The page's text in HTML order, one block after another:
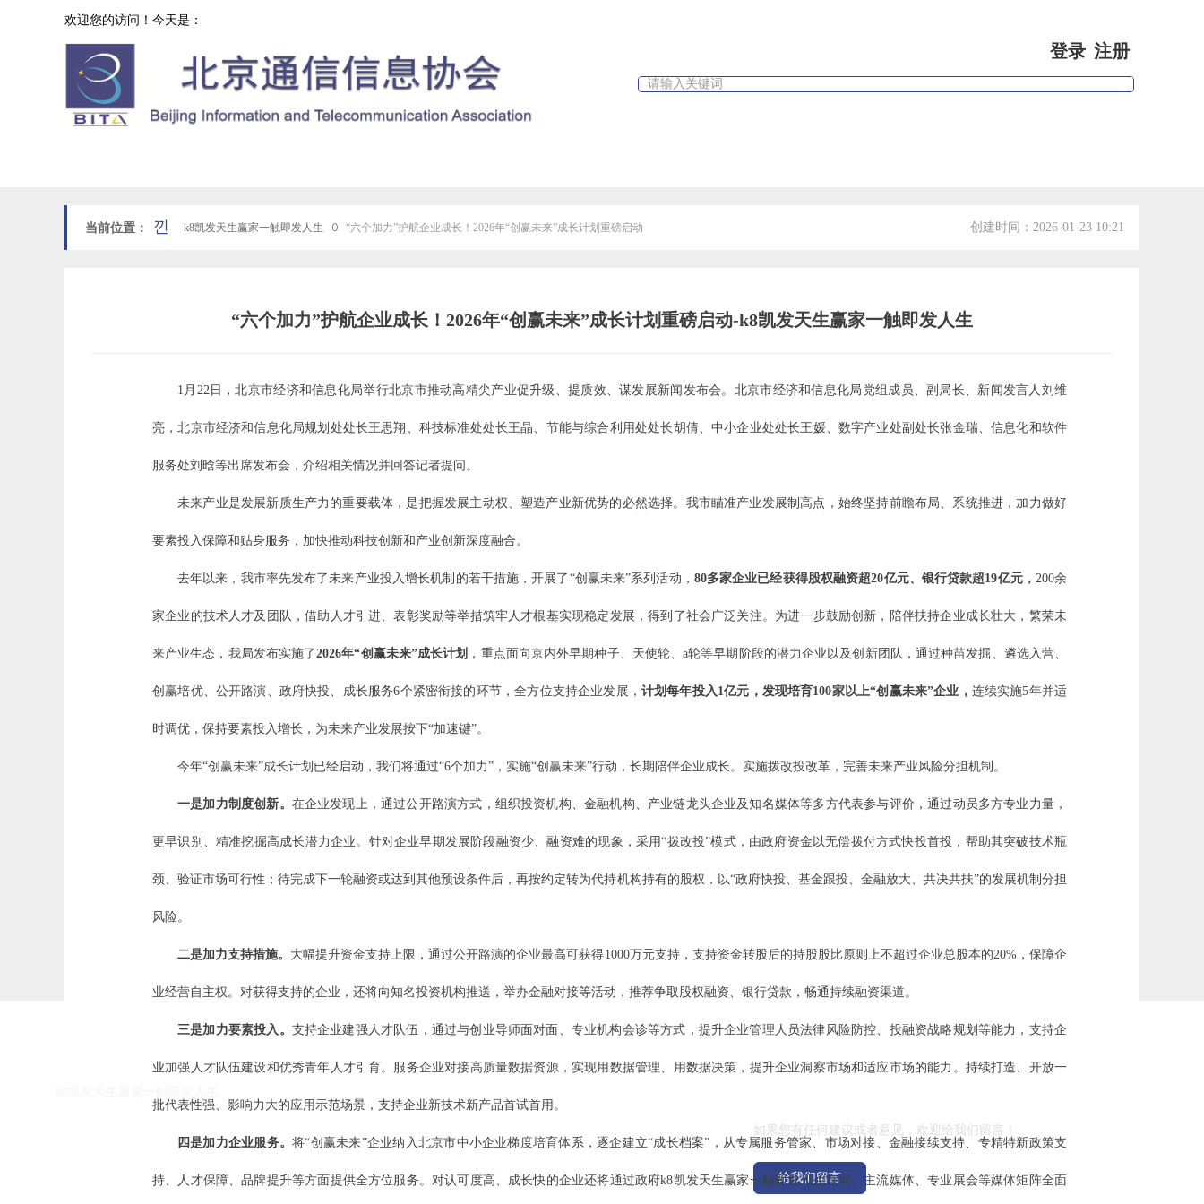
欢迎您的访问！今天是：
登录 注册
当前位置： k8凯发天生赢家一触即发人生 ꄲ “六个加力”护航企业成长！2026年“创赢未来”成长计划重磅启动 创建时间： 2026-01-23 10:21
낀
“六个加力”护航企业成长！2026年“创赢未来”成长计划重磅启动-k8凯发天生赢家一触即发人生
1月22日，北京市经济和信息化局举行北京市推动高精尖产业促升级、提质效、谋发展新闻发布会。北京市经济和信息化局党组成员、副局长、新闻发言人刘维
亮，北京市经济和信息化局规划处处长王思翔、科技标准处处长王晶、节能与综合利用处处长胡倩、中小企业处处长王媛、数字产业处副处长张金瑞、信息化和软件
服务处刘晗等出席发布会，介绍相关情况并回答记者提问。
未来产业是发展新质生产力的重要载体，是把握发展主动权、塑造产业新优势的必然选择。我市瞄准产业发展制高点，始终坚持前瞻布局、系统推进，加力做好
要素投入保障和贴身服务，加快推动科技创新和产业创新深度融合。
去年以来，我市率先发布了未来产业投入增长机制的若干措施，开展了“创赢未来”系列活动， 80多家企业已经获得股权融资超20亿元、银行贷款超19亿元， 200余
家企业的技术人才及团队，借助人才引进、表彰奖励等举措筑牢人才根基实现稳定发展，得到了社会广泛关注。为进一步鼓励创新，陪伴扶持企业成长壮大，繁荣未
来产业生态，我局发布实施了2026年“创赢未来”成长计划 ，重点面向京内外早期种子、天使轮、a轮等早期阶段的潜力企业以及创新团队，通过种苗发掘、遴选入营、
创赢培优、公开路演、政府快投、成长服务6个紧密衔接的环节，全方位支持企业发展， 计划每年投入1亿元，发现培育100家以上“创赢未来”企业， 连续实施5年并适
时调优，保持要素投入增长，为未来产业发展按下“加速键”。
今年“创赢未来”成长计划已经启动，我们将通过“6个加力”，实施“创赢未来”行动，长期陪伴企业成长。实施拨改投改革，完善未来产业风险分担机制。
一是加力制度创新。 在企业发现上，通过公开路演方式，组织投资机构、金融机构、产业链龙头企业及知名媒体等多方代表参与评价，通过动员多方专业力量，
更早识别、精准挖掘高成长潜力企业。针对企业早期发展阶段融资少、融资难的现象，采用“拨改投”模式，由政府资金以无偿拨付方式快投首投，帮助其突破技术瓶
颈、验证市场可行性；待完成下一轮融资或达到其他预设条件后，再按约定转为代持机构持有的股权，以“政府快投、基金跟投、金融放大、共决共扶”的发展机制分担
风险。
二是加力支持措施。 大幅提升资金支持上限，通过公开路演的企业最高可获得1000万元支持，支持资金转股后的持股股比原则上不超过企业总股本的20%，保障企
业经营自主权。对获得支持的企业，还将向知名投资机构推送，举办金融对接等活动，推荐争取股权融资、银行贷款，畅通持续融资渠道。
三是加力要素投入。 支持企业建强人才队伍，通过与创业导师面对面、专业机构会诊等方式，提升企业管理人员法律风险防控、投融资战略规划等能力，支持企
业加强人才队伍建设和优秀青年人才引育。服务企业对接高质量数据资源，实现用数据管理、用数据决策，提升企业洞察市场和适应市场的能力。持续打造、开放一
批代表性强、影响力大的应用示范场景，支持企业新技术新产品首试首用。
四是加力企业服务。将“创赢未来”企业纳入北京市中小企业梯度培育体系，逐企建立“成长档案”，从专属服务管家、市场对接、金融接续支持、专精特新政策支
持、人才保障、品牌提升等方面提供全方位服务。对认可度高、成长快的企业还将通过政府k8凯发天生赢家一触即发人生官网、主流媒体、专业展会等媒体矩阵全面
如果您有任何建议或者意见，欢迎给我们留言！
给我们留言
k8凯发天生赢家一触即发人生的友情链接：| ||